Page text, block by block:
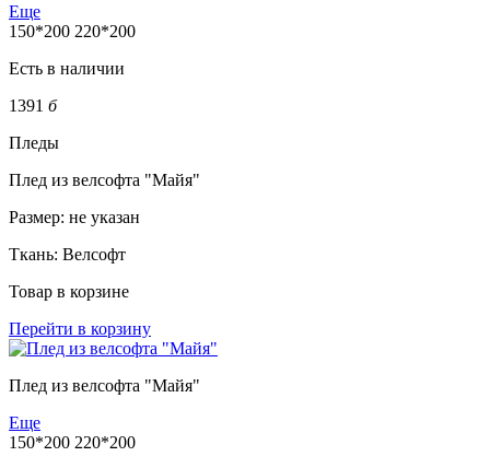
Еще
150*200 220*200
Есть в наличии
1391 б
Пледы
Плед из велсофта "Майя"
Размер: не указан
Ткань: Велсофт
Товар в корзине
Перейти в корзину
Плед из велсофта "Майя"
Еще
150*200 220*200